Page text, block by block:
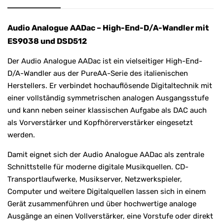
Audio Analogue AADac – High-End-D/A-Wandler mit
ES9038 und DSD512
Der Audio Analogue AADac ist ein vielseitiger High-End-
D/A-Wandler aus der PureAA-Serie des italienischen
Herstellers. Er verbindet hochauflösende Digitaltechnik mit
einer vollständig symmetrischen analogen Ausgangsstufe
und kann neben seiner klassischen Aufgabe als DAC auch
als Vorverstärker und Kopfhörerverstärker eingesetzt
werden.
Damit eignet sich der Audio Analogue AADac als zentrale
Schnittstelle für moderne digitale Musikquellen. CD-
Transportlaufwerke, Musikserver, Netzwerkspieler,
Computer und weitere Digitalquellen lassen sich in einem
Gerät zusammenführen und über hochwertige analoge
Ausgänge an einen Vollverstärker, eine Vorstufe oder direkt